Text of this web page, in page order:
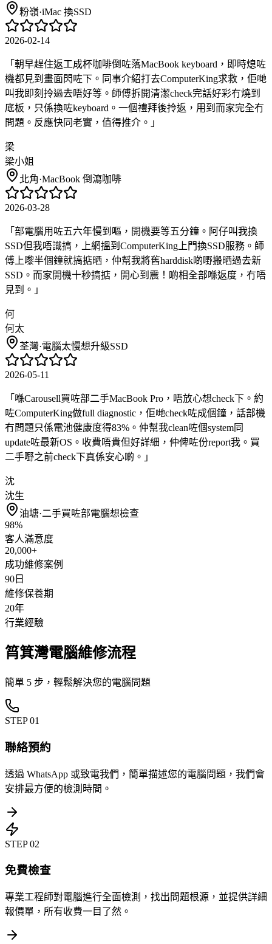
粉嶺·iMac 換SSD
2026-02-14
「 朝早趕住返工成杯咖啡倒咗落MacBook keyboard，即時熄咗
機都見到畫面閃咗下。同事介紹打去ComputerKing求救，佢哋
叫我即刻拎過去唔好等。師傅拆開清潔check完話好彩冇燒到
底板，只係換咗keyboard。一個禮拜後拎返，用到而家完全冇
問題。反應快同老實，值得推介。 」
梁
梁小姐
北角·MacBook 倒瀉咖啡
2026-03-28
「 部電腦用咗五六年慢到嘔，開機要等五分鐘。阿仔叫我換
SSD但我唔識搞，上網搵到ComputerKing上門換SSD服務。師
傅上嚟半個鐘就搞掂晒，仲幫我將舊harddisk啲嘢搬晒過去新
SSD。而家開機十秒搞掂，開心到震！啲相全部喺返度，冇唔
見到。 」
何
何太
荃灣·電腦太慢想升級SSD
2026-05-11
「 喺Carousell買咗部二手MacBook Pro，唔放心想check下。約
咗ComputerKing做full diagnostic，佢哋check咗成個鐘，話部機
冇問題只係電池健康度得83%。仲幫我clean咗個system同
update咗最新OS。收費唔貴但好詳細，仲俾咗份report我。買
二手嘢之前check下真係安心啲。 」
沈
沈生
油塘·二手買咗部電腦想檢查
98%
客人滿意度
20,000+
成功維修案例
90日
維修保養期
20年
行業經驗
筲箕灣電腦維修流程
簡單 5 步，輕鬆解決您的電腦問題
STEP01
聯絡預約
透過 WhatsApp 或致電我們，簡單描述您的電腦問題，我們會
安排最方便的檢測時間。
STEP02
免費檢查
專業工程師對電腦進行全面檢測，找出問題根源，並提供詳細
報價單，所有收費一目了然。